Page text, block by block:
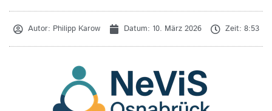
Autor: Philipp Karow Datum: 10. März 2026 Zeit: 8:53